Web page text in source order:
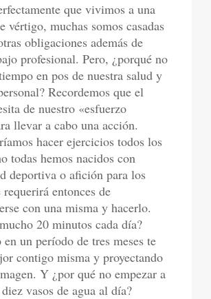
que vivimos a una
vértigo, muchas somos casadas
obligaciones además de
profesional. Pero, ¿porqué no
en pos de nuestra salud y
Recordemos que el
de nuestro «esfuerzo
llevar a cabo una acción.
hacer ejercicios todos los
todas hemos nacidos con
deportiva o afición para los
entonces de
con una misma y hacerlo.
20 minutos cada día?
en un período de tres meses te
contigo misma y proyectando
Y ¿por qué no empezar a
vasos de agua al día?